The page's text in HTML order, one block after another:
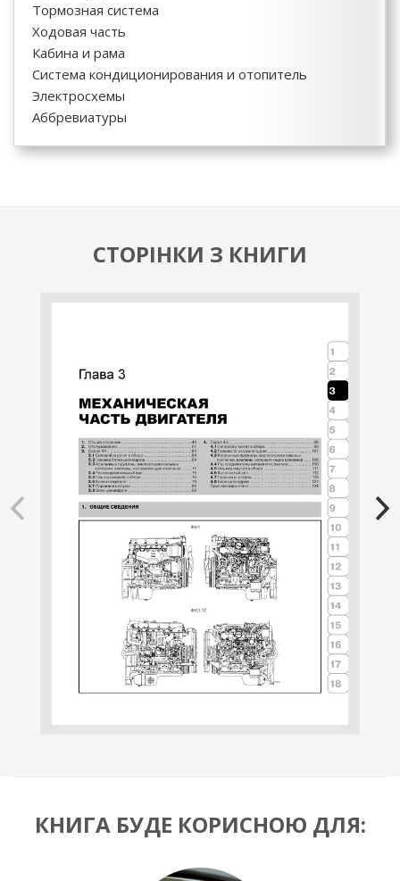
Тормозная система
Ходовая часть
Кабина и рама
Система кондиционирования и отопитель
Электросхемы
Аббревиатуры
СТОРІНКИ З КНИГИ
КНИГА БУДЕ КОРИСНОЮ ДЛЯ: